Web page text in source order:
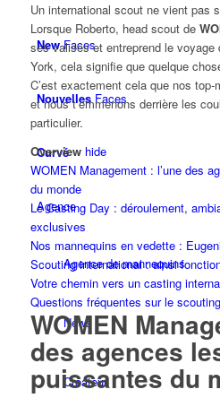
NewFaces
NouvellesFaces
Curvé
Agence
Agence de mannequins
News
Créateur
Un international scout ne vient pas
Lorsque Roberto, head scout de
ses valises et entreprend le
York, cela signifie que quelque
C’est exactement cela que nos
et nous t’emmenons derrière les
particulier.
Overview hide
WOMEN Management : l’une des
du monde
Le Casting Day : déroulement,
exclusives
Nos mannequins en vedette :
Scouting international : ainsi
Votre chemin vers un casting
Questions fréquentes sur le
WOMEN
des agences
puissantes du